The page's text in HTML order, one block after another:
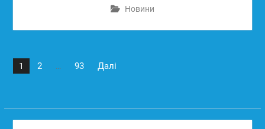
Новини
Пагінація
записів
1 2 … 93 Далі